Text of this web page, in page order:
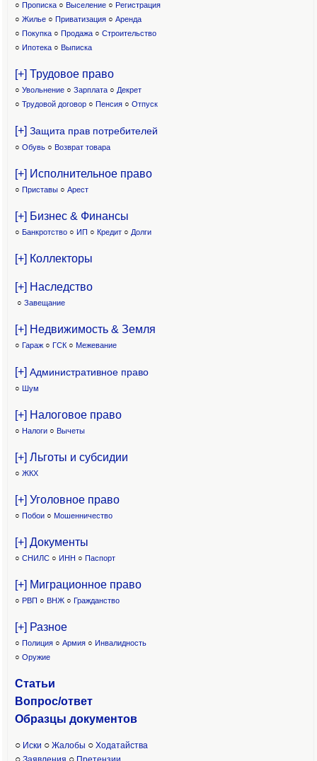
○ Прописка ○ Выселение ○ Регистрация
○ Жилье ○ Приватизация ○ Аренда
○ Покупка ○ Продажа ○ Строительство
○ Ипотека ○ Выписка
[+] Трудовое право
○ Увольнение ○ Зарплата ○ Декрет
○ Трудовой договор ○ Пенсия ○ Отпуск
[+] Защита прав потребителей
○ Обувь ○ Возврат товара
[+] Исполнительное право
○ Приставы ○ Арест
[+] Бизнес & Финансы
○ Банкротство ○ ИП ○ Кредит ○ Долги
[+] Коллекторы
[+] Наследство
○ Завещание
[+] Недвижимость & Земля
○ Гараж ○ ГСК ○ Межевание
[+] Административное право
○ Шум
[+] Налоговое право
○ Налоги ○ Вычеты
[+] Льготы и субсидии
○ ЖКХ
[+] Уголовное право
○ Побои ○ Мошенничество
[+] Документы
○ СНИЛС ○ ИНН ○ Паспорт
[+] Миграционное право
○ РВП ○ ВНЖ ○ Гражданство
[+] Разное
○ Полиция ○ Армия ○ Инвалидность
○ Оружие
Статьи
Вопрос/ответ
Образцы документов
○ Иски ○ Жалобы ○ Ходатайства